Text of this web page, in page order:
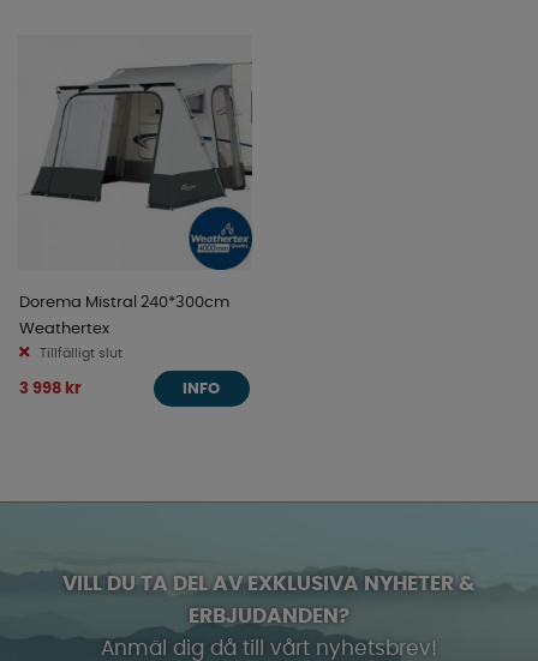
Dorema Mistral 240*300cm
Weathertex
Tillfälligt slut
3 998 kr INFO
VILL DU TA DEL AV EXKLUSIVA NYHETER &
ERBJUDANDEN?
Anmäl dig då till vårt nyhetsbrev!